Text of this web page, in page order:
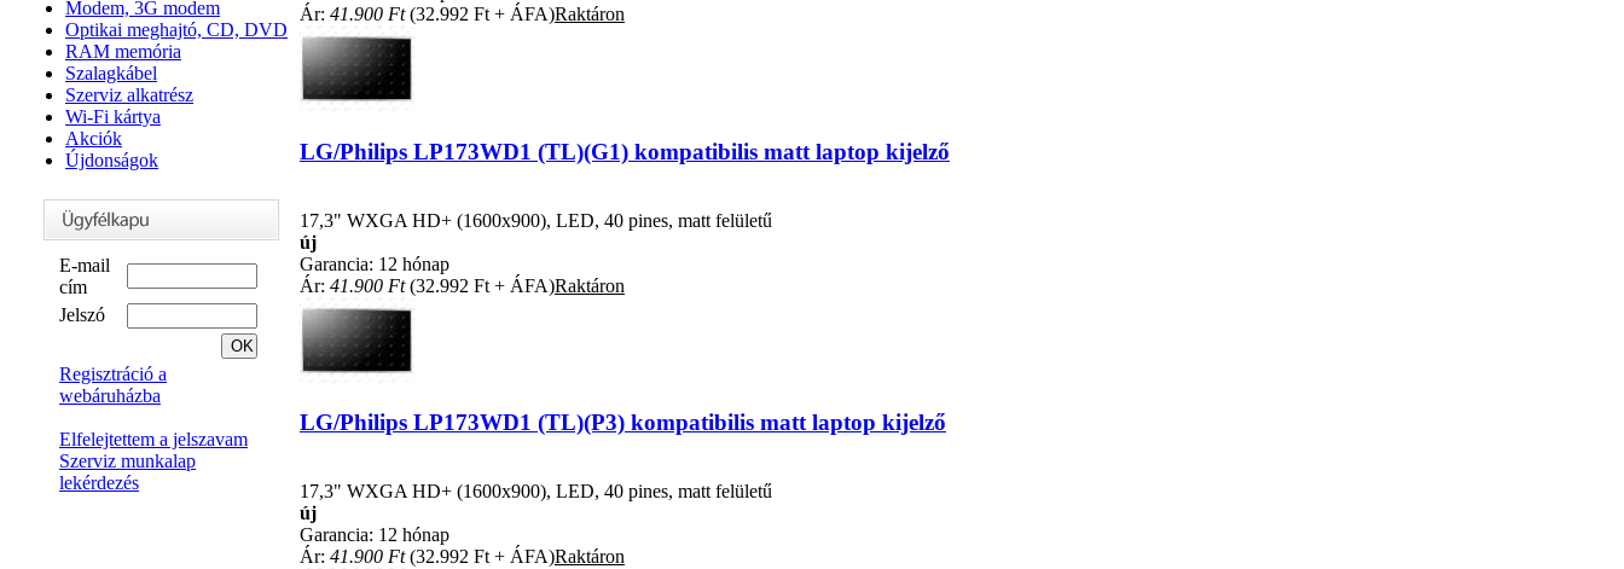
Modem, 3G modem
Optikai meghajtó, CD, DVD
RAM memória
Szalagkábel
Szerviz alkatrész
Wi-Fi kártya
Akciók
Újdonságok
E-mail
cím
Jelszó
Regisztráció a
webáruházba
Elfelejtettem a jelszavam
Szerviz munkalap
lekérdezés
Ár: 41.900 Ft(32.992 Ft + ÁFA)Raktáron
LG/Philips LP173WD1 (TL)(G1) kompatibilis matt laptop kijelző
17,3" WXGA HD+ (1600x900), LED, 40 pines, matt felületű
új
Garancia: 12 hónap
Ár: 41.900 Ft(32.992 Ft + ÁFA)Raktáron
LG/Philips LP173WD1 (TL)(P3) kompatibilis matt laptop kijelző
17,3" WXGA HD+ (1600x900), LED, 40 pines, matt felületű
új
Garancia: 12 hónap
Ár: 41.900 Ft(32.992 Ft + ÁFA)Raktáron